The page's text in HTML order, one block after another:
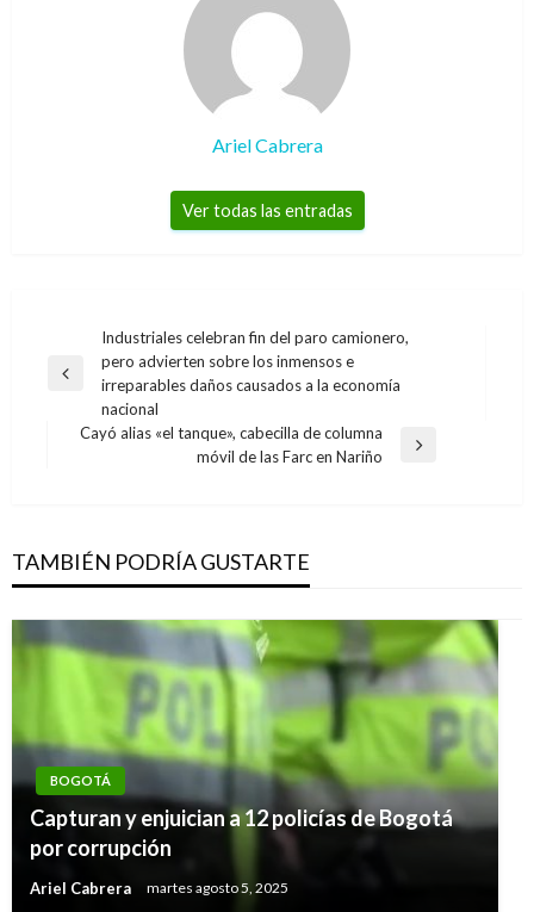
Ariel Cabrera
Ver todas las entradas
Navegación
de
entradas
Entrada
anterior
Industriales celebran fin del paro camionero,
pero advierten sobre los inmensos e
irreparables daños causados a la economía
nacional
Cayó alias «el tanque», cabecilla de columna
móvil de las Farc en Nariño
TAMBIÉN PODRÍA GUSTARTE
BOGOTÁ
Capturan y enjuician a 12 policías de Bogotá
por corrupción
Ariel Cabrera martes agosto 5, 2025
PANORAMA NACIONAL
Nuevo Código Electoral: Listas al Congreso y
demás corporaciones de elección popular
serán mitad mujeres y mitad hombres en 2020